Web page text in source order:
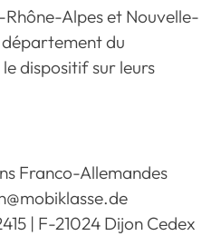
Alpes et Nouvelle-
département du
dispositif sur leurs
Franco-Allemandes
| F-21024 Dijon Cedex